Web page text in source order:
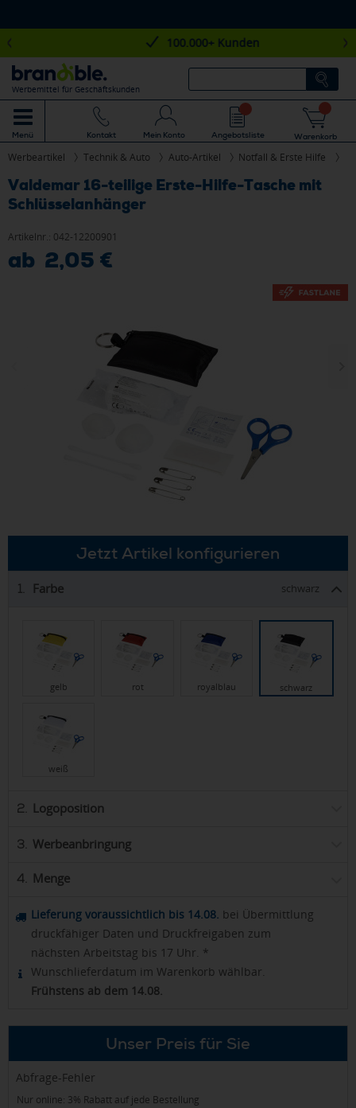
100.000+ Kunden
Werbemittel für Geschäftskunden
Menü Kontakt Mein Konto Angebotsliste Warenkorb
Werbeartikel Technik & Auto Auto-Artikel Notfall & Erste Hilfe
Valdemar 16-teilige Erste-Hilfe-Tasche mit
Schlüsselanhänger
Artikelnr.: 042-12200901
ab 2,05 €
Jetzt Artikel konfigurieren
1. Farbe schwarz
gelb rot royalblau schwarz
weiß
2. Logoposition
3. Werbeanbringung
4. Menge
Lieferung voraussichtlich bis 14.08. bei Übermittlung
druckfähiger Daten und Druckfreigaben zum
nächsten Arbeitstag bis 17 Uhr. *
Wunschlieferdatum im Warenkorb wählbar.
Frühstens ab dem 14.08.
Unser Preis für Sie
Abfrage-Fehler
Nur online: 3% Rabatt auf jede Bestellung